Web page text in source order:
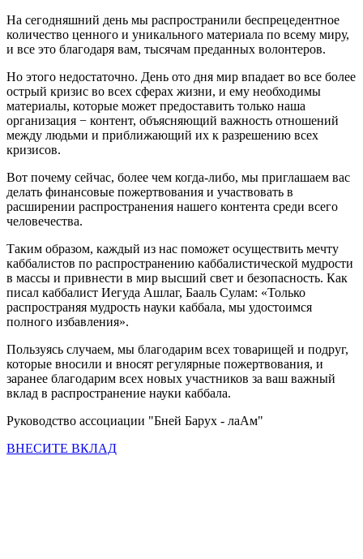
На сегодняшний день мы распространили беспрецедентное
количество ценного и уникального материала по всему миру,
и все это благодаря вам, тысячам преданных волонтеров.
Но этого недостаточно. День ото дня мир впадает во все более
острый кризис во всех сферах жизни, и ему необходимы
материалы, которые может предоставить только наша
организация − контент, объясняющий важность отношений
между людьми и приближающий их к разрешению всех
кризисов.
Вот почему сейчас, более чем когда-либо, мы приглашаем вас
делать финансовые пожертвования и участвовать в
расширении распространения нашего контента среди всего
человечества.
Таким образом, каждый из нас поможет осуществить мечту
каббалистов по распространению каббалистической мудрости
в массы и привнести в мир высший свет и безопасность. Как
писал каббалист Иегуда Ашлаг, Бааль Сулам: «Только
распространяя мудрость науки каббала, мы удостоимся
полного избавления».
Пользуясь случаем, мы благодарим всех товарищей и подруг,
которые вносили и вносят регулярные пожертвования, и
заранее благодарим всех новых участников за ваш важный
вклад в распространение науки каббала.
Руководство ассоциации "Бней Барух - лаАм"
ВНЕСИТЕ ВКЛАД